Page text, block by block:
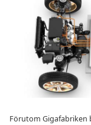
Förutom Gigafabriken